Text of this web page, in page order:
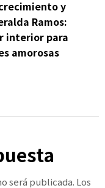
y
Ramos:
interior para
amorosas
será publicada. Los